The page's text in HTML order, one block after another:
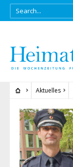
Aktuelles